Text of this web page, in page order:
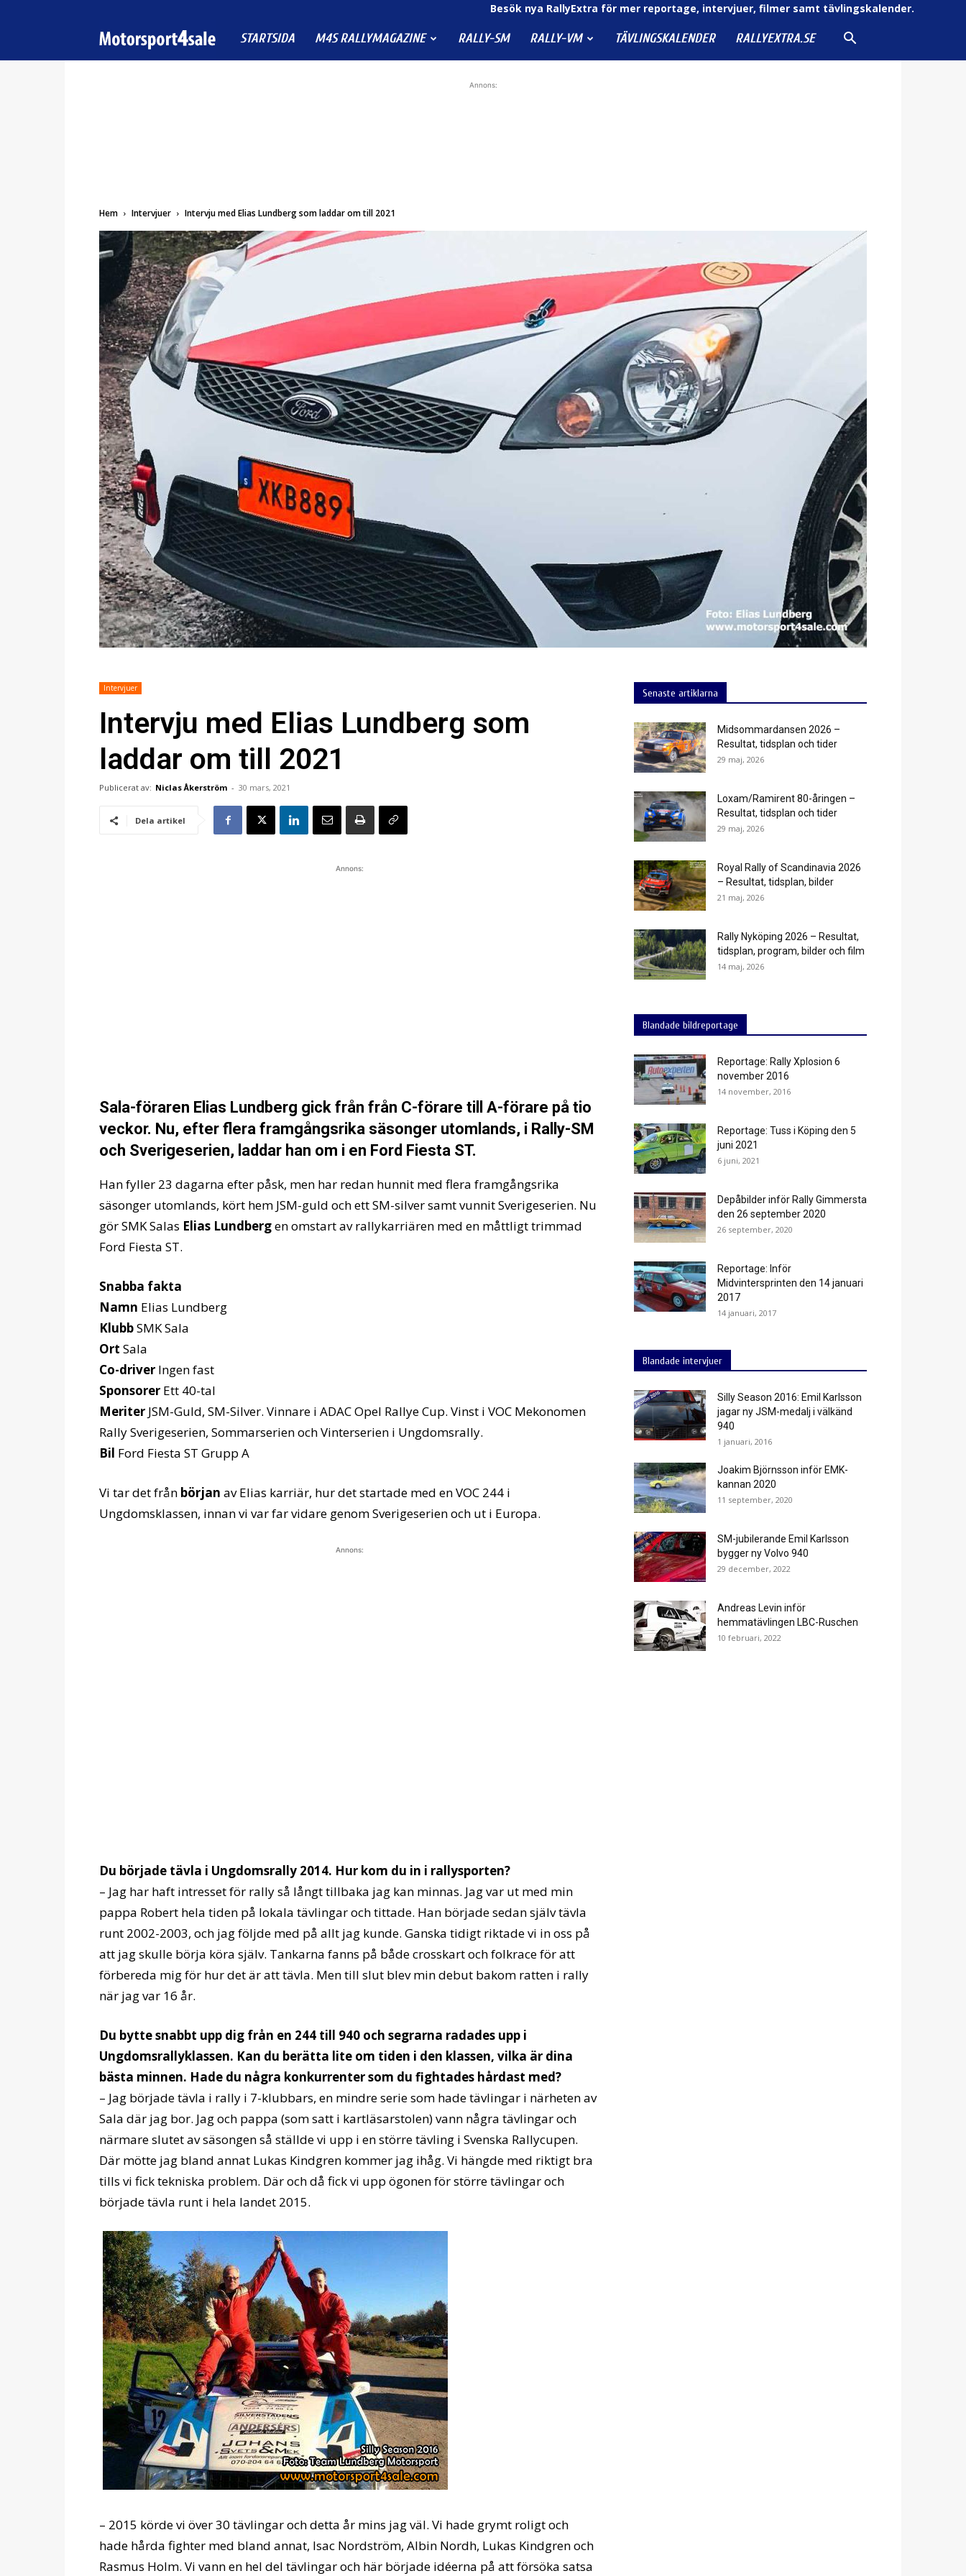
Besök nya RallyExtra för mer reportage, intervjuer, filmer samt tävlingskalender.
Motorsport4sale
STARTSIDA M4S RALLYMAGAZINE RALLY-SM RALLY-VM TÄVLINGSKALENDER RALLYEXTRA.SE
Annons:
Hem Intervjuer Intervju med Elias Lundberg som laddar om till 2021
Intervjuer
Intervju med Elias Lundberg som
laddar om till 2021
Publicerat av: Niclas Åkerström - 30 mars, 2021
Dela artikel
Annons:
Sala-föraren Elias Lundberg gick från från C-förare till A-förare på tio
veckor. Nu, efter flera framgångsrika säsonger utomlands, i Rally-SM
och Sverigeserien, laddar han om i en Ford Fiesta ST.
Han fyller 23 dagarna efter påsk, men har redan hunnit med flera framgångsrika
säsonger utomlands, kört hem JSM-guld och ett SM-silver samt vunnit Sverigeserien. Nu
gör SMK Salas Elias Lundbergen omstart av rallykarriären med en måttligt trimmad
Ford Fiesta ST.
Snabba fakta
Namn Elias Lundberg
KlubbSMK Sala
Ort Sala
Co-driver Ingen fast
Sponsorer Ett 40-tal
Meriter JSM-Guld, SM-Silver. Vinnare i ADAC Opel Rallye Cup. Vinst i VOC Mekonomen
Rally Sverigeserien, Sommarserien och Vinterserien i Ungdomsrally.
Bil Ford Fiesta ST Grupp A
Vi tar det från början av Elias karriär, hur det startade med en VOC 244 i
Ungdomsklassen, innan vi var far vidare genom Sverigeserien och ut i Europa.
Annons:
Du började tävla i Ungdomsrally 2014. Hur kom du in i rallysporten?
– Jag har haft intresset för rally så långt tillbaka jag kan minnas. Jag var ut med min
pappa Robert hela tiden på lokala tävlingar och tittade. Han började sedan själv tävla
runt 2002-2003, och jag följde med på allt jag kunde. Ganska tidigt riktade vi in oss på
att jag skulle börja köra själv. Tankarna fanns på både crosskart och folkrace för att
förbereda mig för hur det är att tävla. Men till slut blev min debut bakom ratten i rally
när jag var 16 år.
Du bytte snabbt upp dig från en 244 till 940 och segrarna radades upp i
Ungdomsrallyklassen. Kan du berätta lite om tiden i den klassen, vilka är dina
bästa minnen. Hade du några konkurrenter som du fightades hårdast med?
– Jag började tävla i rally i 7-klubbars, en mindre serie som hade tävlingar i närheten av
Sala där jag bor. Jag och pappa (som satt i kartläsarstolen) vann några tävlingar och
närmare slutet av säsongen så ställde vi upp i en större tävling i Svenska Rallycupen.
Där mötte jag bland annat Lukas Kindgren kommer jag ihåg. Vi hängde med riktigt bra
tills vi fick tekniska problem. Där och då fick vi upp ögonen för större tävlingar och
började tävla runt i hela landet 2015.
– 2015 körde vi över 30 tävlingar och detta år mins jag väl. Vi hade grymt roligt och
hade hårda fighter med bland annat, Isac Nordström, Albin Nordh, Lukas Kindgren och
Rasmus Holm. Vi vann en hel del tävlingar och här började idéerna på att försöka satsa
Senaste artiklarna
Midsommardansen 2026 –
Resultat, tidsplan och tider
29 maj, 2026
Loxam/Ramirent 80-åringen –
Resultat, tidsplan och tider
29 maj, 2026
Royal Rally of Scandinavia 2026
– Resultat, tidsplan, bilder
21 maj, 2026
Rally Nyköping 2026 – Resultat,
tidsplan, program, bilder och film
14 maj, 2026
Blandade bildreportage
Reportage: Rally Xplosion 6
november 2016
14 november, 2016
Reportage: Tuss i Köping den 5
juni 2021
6 juni, 2021
Depåbilder inför Rally Gimmersta
den 26 september 2020
26 september, 2020
Reportage: Inför
Midvintersprinten den 14 januari
2017
14 januari, 2017
Blandade intervjuer
Silly Season 2016: Emil Karlsson
jagar ny JSM-medalj i välkänd
940
1 januari, 2016
Joakim Björnsson inför EMK-
kannan 2020
11 september, 2020
SM-jubilerande Emil Karlsson
bygger ny Volvo 940
29 december, 2022
Andreas Levin inför
hemmatävlingen LBC-Ruschen
10 februari, 2022